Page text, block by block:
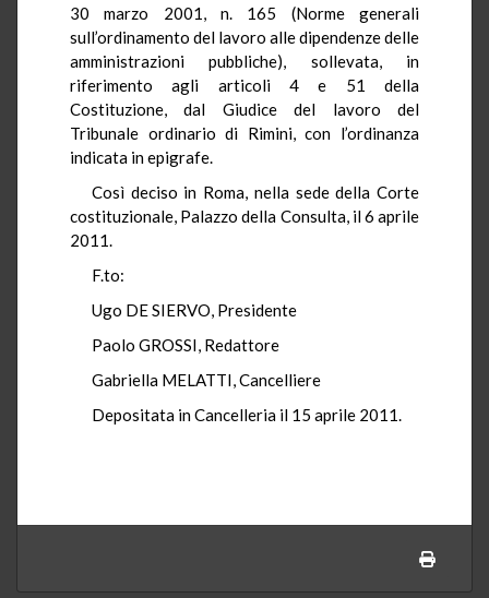
30 marzo 2001, n. 165 (Norme generali
sull’ordinamento del lavoro alle dipendenze delle
amministrazioni pubbliche), sollevata, in
riferimento agli articoli 4 e 51 della
Costituzione, dal Giudice del lavoro del
Tribunale ordinario di Rimini, con l’ordinanza
indicata in epigrafe.
Così deciso in Roma, nella sede della Corte
costituzionale, Palazzo della Consulta, il 6 aprile
2011.
F.to:
Ugo DE SIERVO, Presidente
Paolo GROSSI, Redattore
Gabriella MELATTI, Cancelliere
Depositata in Cancelleria il 15 aprile 2011.